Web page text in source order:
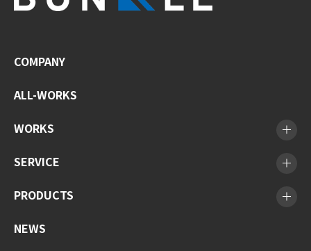
COMPANY
ALL-WORKS
WORKS
SERVICE
PRODUCTS
NEWS